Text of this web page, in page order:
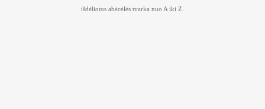
išdėliotos abėcėlės tvarka nuo A iki Z.